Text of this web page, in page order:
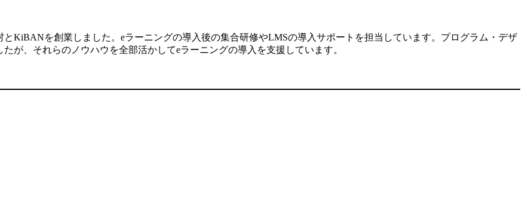
KiBANを創業しました。eラーニングの導入後の集合研修やLMSの導入サポートを担当しています。プログラム・デザ
が、それらのノウハウを全部活かしてeラーニングの導入を支援しています。